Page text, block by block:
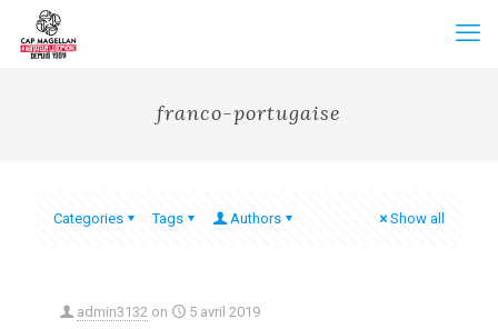
franco-portugaise
Categories Tags Authors Show all
admin3132 on 5 avril 2019